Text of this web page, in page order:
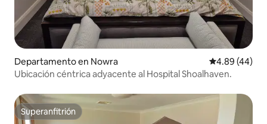
Departamento en Nowra Calificación
4.89 (44)
Ubicación céntrica adyacente al Hospital Shoalhaven.
Superanfitrión
Superanfitrión